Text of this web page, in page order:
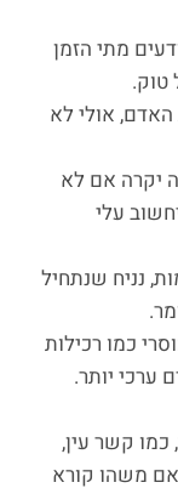
מתי הזמן
טוק.
אולי לא
יקרה אם לא
עלי
נניח שנתחיל
כמו רכילות
ערכי יותר.
קשר עין,
אם משהו קורא